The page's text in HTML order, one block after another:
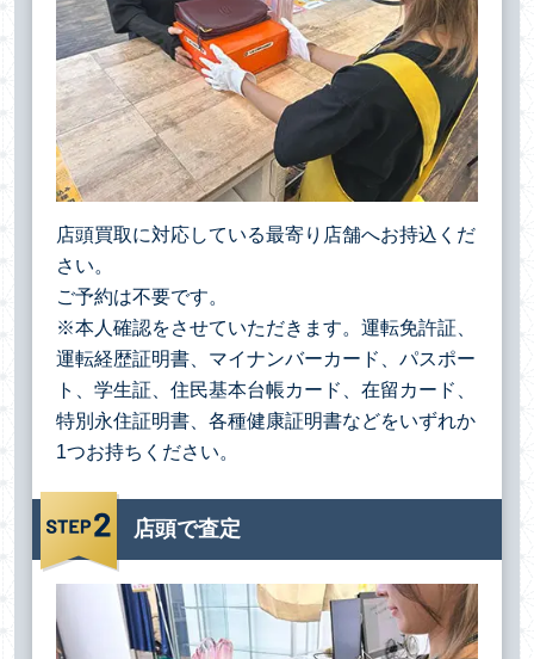
店頭買取に対応している最寄り店舗へお持込くだ
さい。
ご予約は不要です。
※本人確認をさせていただきます。運転免許証、
運転経歴証明書、マイナンバーカード、パスポー
ト、学生証、住民基本台帳カード、在留カード、
特別永住証明書、各種健康証明書などをいずれか
1つお持ちください。
店頭で査定